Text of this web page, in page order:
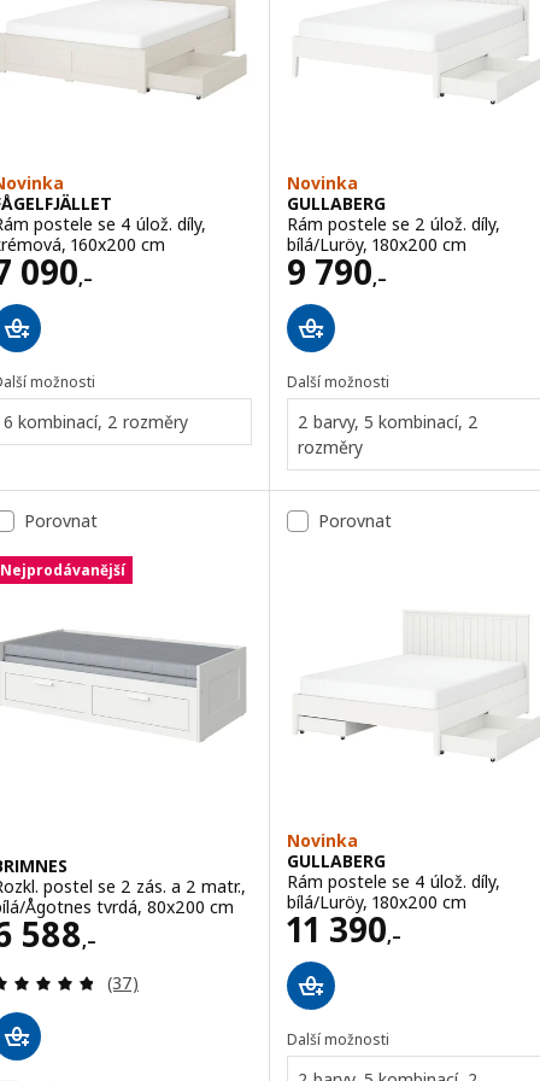
postele se 4 úlož. díly,
160x200 cm
090,–
7090,–
možnosti
6 kombinací, 2 rozměry
Novinka
GULLABERG
Rám postele se 2 úlož. díly,
bílá/Luröy, 180x200 cm
9 790,–
Cena 9790,–
Další možnosti
2 barvy, 5 kombinací, 2
rozměry
Porovnat
Nejprodávanější
postel se 2 zás. a 2 matr.,
Ågotnes tvrdá, 80x200 cm
588,–
6588,–
Recenze: 4.8 z 5 hvězdy. Celkem recenzí:
(37)
Porovnat
Novinka
GULLABERG
Rám postele se 4 úlož. díly,
bílá/Luröy, 180x200 cm
11 390,–
Cena 11390,–
Další možnosti